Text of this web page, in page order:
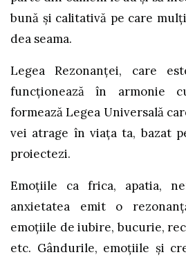
bună și calitativă pe care
dea seama.
Legea Rezonanței, care
funcționează în armonie
formează Legea Universală
vei atrage în viața ta, bazat
proiectezi.
Emoțiile ca frica, apatia,
anxietatea emit o
emoțiile de iubire, bucurie,
etc. Gândurile, emoțiile și